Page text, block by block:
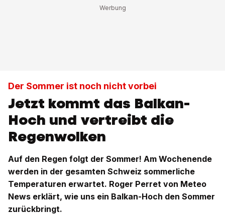
Der Sommer ist noch nicht vorbei
Jetzt kommt das Balkan-
Hoch und vertreibt die
Regenwolken
Auf den Regen folgt der Sommer! Am Wochenende
werden in der gesamten Schweiz sommerliche
Temperaturen erwartet. Roger Perret von Meteo
News erklärt, wie uns ein Balkan-Hoch den Sommer
zurückbringt.